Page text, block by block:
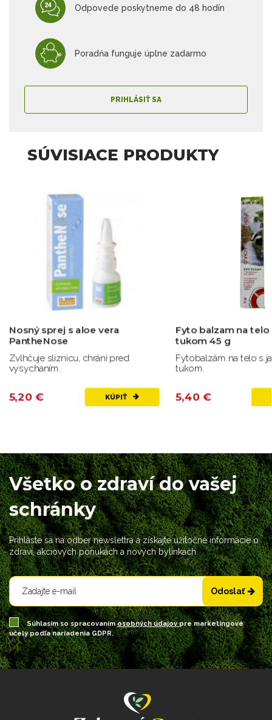
Odpovede poskytneme do 48 hodín
Poradňa funguje úplne zadarmo
PRIHLÁSIŤ SA
SÚVISIACE PRODUKTY
Nosný sprej s aloe vera
PantheNose
Zvlhčuje sliznicu, chráni pred
vysychaním.
5,20 € KÚPIŤ
Fyto balzam na telo
tukom 45 g
Fytobalzám na telo s
tukom.
5,40 €
Všetko o zdraví do vašej
schránky
Prihláste sa na odber newslettra a získajte užitočné informácie o
zdraví, akciových ponukách a nových bylinkách.
Odoslať
Súhlasím so spracovanímosobných údajovpre marketingové
účely podľa nariadenia GDPR.